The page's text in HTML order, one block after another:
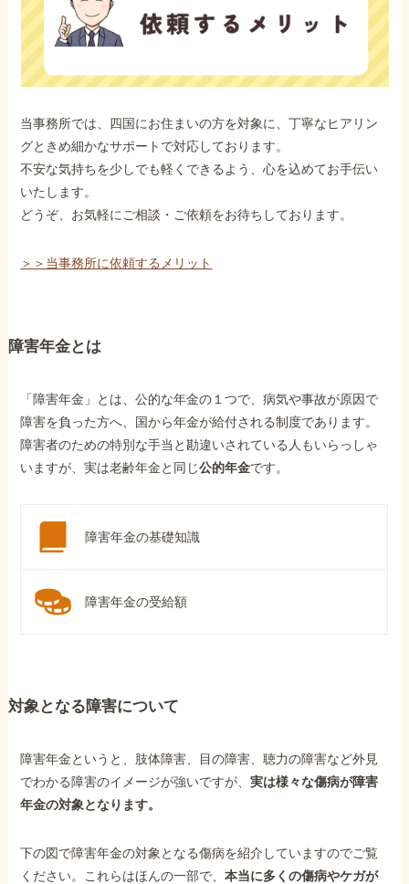
当事務所では、四国にお住まいの方を対象に、丁寧なヒアリン
グときめ細かなサポートで対応しております。
不安な気持ちを少しでも軽くできるよう、心を込めてお手伝い
いたします。
どうぞ、お気軽にご相談・ご依頼をお待ちしております。
＞＞当事務所に依頼するメリット
障害年金とは
「障害年金」とは、公的な年金の１つで、病気や事故が原因で
障害を負った方へ、国から年金が給付される制度であります。
障害者のための特別な手当と勘違いされている人もいらっしゃ
いますが、実は老齢年金と同じ公的年金です。
障害年金の基礎知識
障害年金の受給額
対象となる障害について
障害年金というと、肢体障害、目の障害、聴力の障害など外見
でわかる障害のイメージが強いですが、実は様々な傷病が障害
年金の対象となります。
下の図で障害年金の対象となる傷病を紹介していますのでご覧
ください。これらはほんの一部で、本当に多くの傷病やケガが